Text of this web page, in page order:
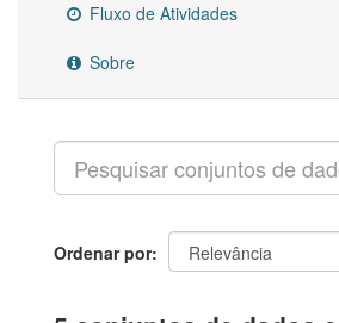
Fluxo de Atividades
Sobre
Ordenar por